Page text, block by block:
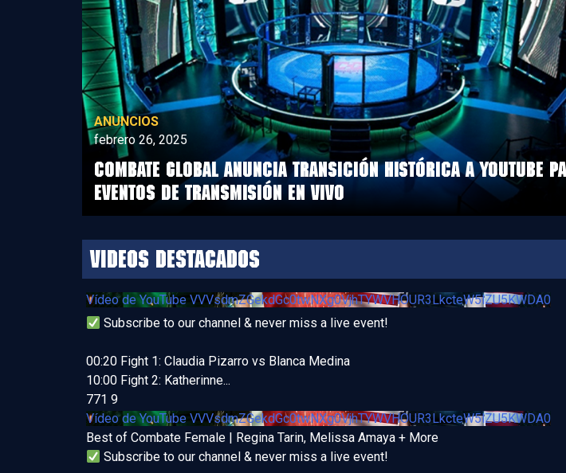
ANUNCIOS
febrero 26, 2025
COMBATE GLOBAL ANUNCIA TRANSICIÓN HISTÓRICA A YOUTUBE
EVENTOS DE TRANSMISIÓN EN VIVO
Videos destacados
Vídeo de YouTube VVVsdmZGekdGc0twNXg0VjhTYWVHOUR3LkcteW5lZU5KWDA0
Subscribe to our channel & never miss a live event!
00:20 Fight 1: Claudia Pizarro vs Blanca Medina
10:00 Fight 2: Katherinne...
771 9
Vídeo de YouTube VVVsdmZGekdGc0twNXg0VjhTYWVHOUR3LkcteW5lZU5KWDA0
Best of Combate Female | Regina Tarin, Melissa Amaya + More
Subscribe to our channel & never miss a live event!